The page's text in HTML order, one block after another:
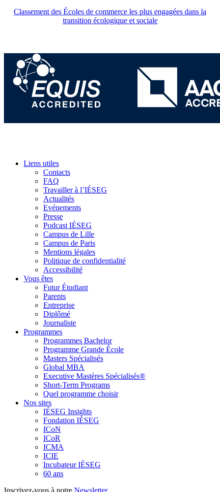
Classement des Écoles de commerce les plus engagées dans la
transition écologique et sociale
Liens utiles
Contacts
FAQ
Travailler à l’IÉSEG
Actualités
Evénements
Presse
Podcast IÉSEG
Campus de Lille
Campus de Paris
Mentions légales
Politique de confidentialité
Accessibilité
Vous êtes
Futur Étudiant
Parents
Entreprise
Diplômé
Journaliste
Programmes
Programmes Bachelor
Programme Grande École
Masters Spécialisés
Global MBA
Executive Mastères Spécialisés®
Short-Term Programs
Quel programme choisir
Nos sites
IÉSEG Insights
Fondation IÉSEG
ICoN
ICoR
ICMA
ICIE
Incubateur IÉSEG
60 ans
Inscrivez-vous à notre Newsletter